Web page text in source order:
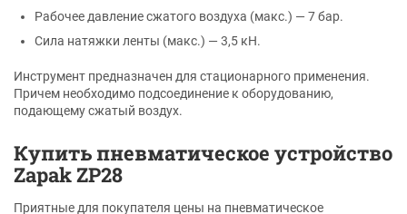
Рабочее давление сжатого воздуха (макс.) — 7 бар.
Сила натяжки ленты (макс.) — 3,5 кН.
Инструмент предназначен для стационарного применения.
Причем необходимо подсоединение к оборудованию,
подающему сжатый воздух.
Купить пневматическое устройство
Zapak ZP28
Приятные для покупателя цены на пневматическое